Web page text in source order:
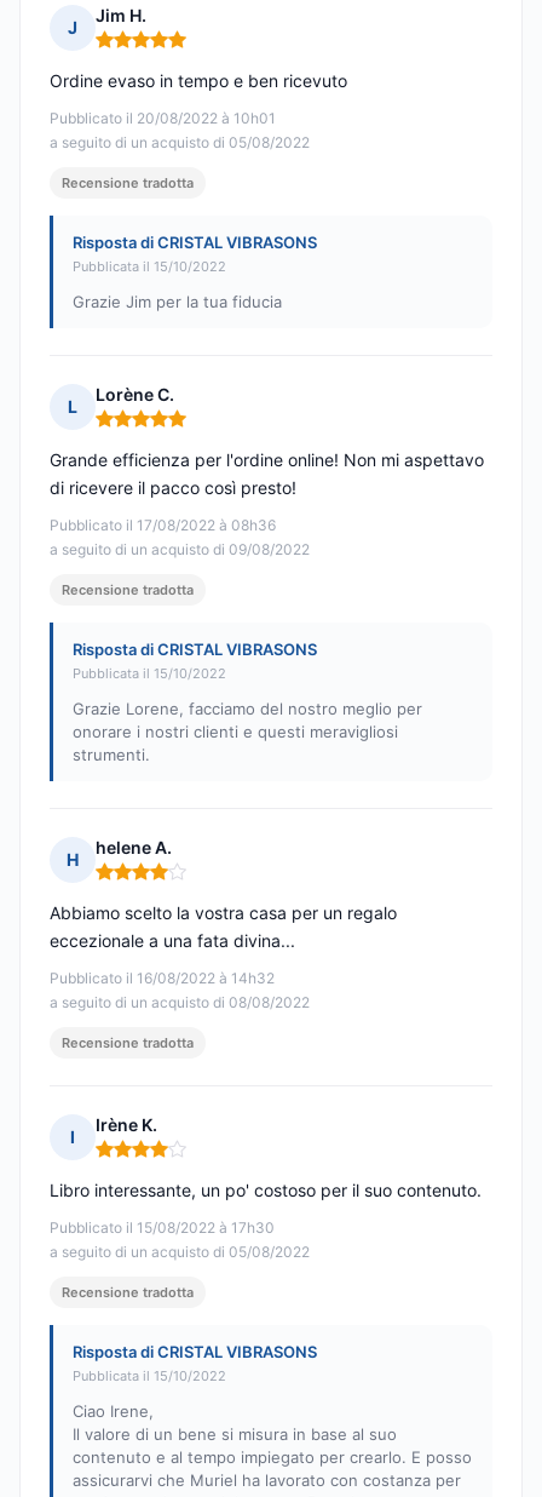
J
Jim H.
Nota: 5 su 5
Pubblicato il 20/08/2022 à 10h01
a seguito di un acquisto di 05/08/2022
Ordine evaso in tempo e ben ricevuto
Recensione tradotta
Risposta di CRISTAL VIBRASONS
Pubblicata il 15/10/2022
Grazie Jim per la tua fiducia
L
Lorène C.
Nota: 5 su 5
Pubblicato il 17/08/2022 à 08h36
a seguito di un acquisto di 09/08/2022
Grande efficienza per l'ordine online! Non mi aspettavo
di ricevere il pacco così presto!
Recensione tradotta
Risposta di CRISTAL VIBRASONS
Pubblicata il 15/10/2022
Grazie Lorene, facciamo del nostro meglio per
onorare i nostri clienti e questi meravigliosi
strumenti.
H
helene A.
Nota: 4 su 5
Pubblicato il 16/08/2022 à 14h32
a seguito di un acquisto di 08/08/2022
Abbiamo scelto la vostra casa per un regalo
eccezionale a una fata divina...
Recensione tradotta
I
Irène K.
Nota: 4 su 5
Pubblicato il 15/08/2022 à 17h30
a seguito di un acquisto di 05/08/2022
Libro interessante, un po' costoso per il suo contenuto.
Recensione tradotta
Risposta di CRISTAL VIBRASONS
Pubblicata il 15/10/2022
Ciao Irene,
Il valore di un bene si misura in base al suo
contenuto e al tempo impiegato per crearlo. E posso
assicurarvi che Muriel ha lavorato con costanza per